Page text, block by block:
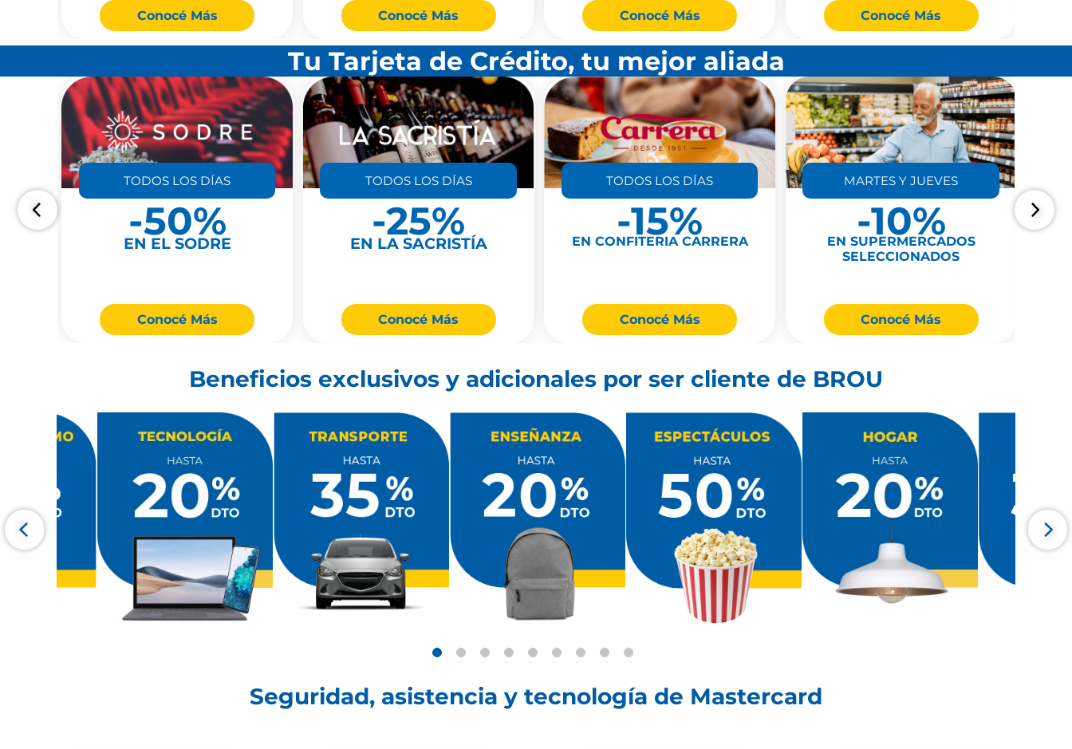
Conocé Más Conocé Más Conocé Más Conocé Más
Tu Tarjeta de Crédito, tu mejor aliada
TODOS LOS DÍAS
-50%
EN EL SODRE
Conocé Más
TODOS LOS DÍAS
-25%
EN LA SACRISTÍA
Conocé Más
TODOS LOS DÍAS
-15%
EN CONFITERIA CARRERA
Conocé Más
MARTES Y JUEVES
-10%
EN SUPERMERCADOS
SELECCIONADOS
Conocé Más
Beneficios exclusivos y adicionales por ser cliente de BROU
Seguridad, asistencia y tecnología de Mastercard